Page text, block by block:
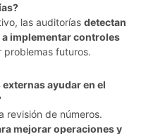
las auditorías detectan
implementar controles
problemas futuros.
ayudar en el
revisión de números.
mejorar operaciones y